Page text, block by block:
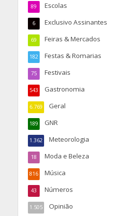
Escolas
89
Exclusivo Assinantes
6
Feiras & Mercados
69
Festas & Romarias
182
Festivais
75
Gastronomia
543
Geral
6.769
GNR
189
Meteorologia
1.362
Moda e Beleza
18
Música
816
Números
43
Opinião
1.505